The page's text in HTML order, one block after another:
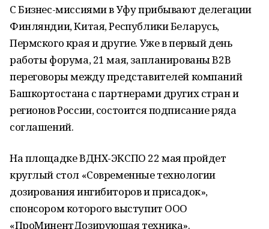
С Бизнес-миссиями в Уфу прибывают делегации
Финляндии, Китая, Республики Беларусь,
Пермского края и другие. Уже в первый день
работы форума, 21 мая, запланированы B2B
переговоры между представителей компаний
Башкортостана с партнерами других стран и
регионов России, состоится подписание ряда
соглашений.
На площадке ВДНХ-ЭКСПО 22 мая пройдет
круглый стол «Современные технологии
дозирования ингибиторов и присадок»,
спонсором которого выступит ООО
«ПроМинентДозирующая техника».